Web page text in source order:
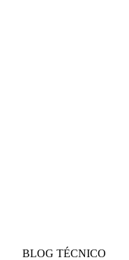
BLOG TÉCNICO